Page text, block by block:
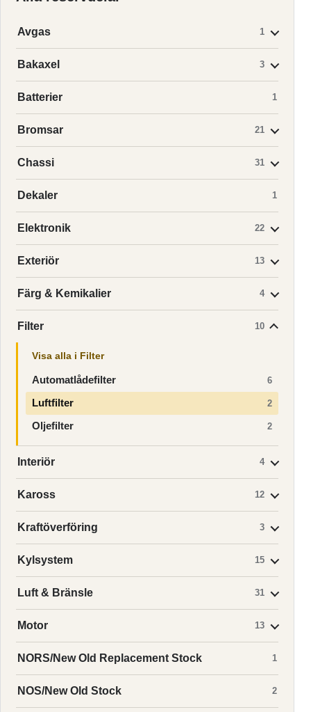
Avgas 1
Bakaxel 3
Batterier 1
Bromsar 21
Chassi 31
Dekaler 1
Elektronik 22
Exteriör 13
Färg & Kemikalier 4
Filter 10
Visa alla i Filter
Automatlådefilter 6
Luftfilter 2
Oljefilter 2
Interiör 4
Kaross 12
Kraftöverföring 3
Kylsystem 15
Luft & Bränsle 31
Motor 13
NORS/New Old Replacement Stock 1
NOS/New Old Stock 2